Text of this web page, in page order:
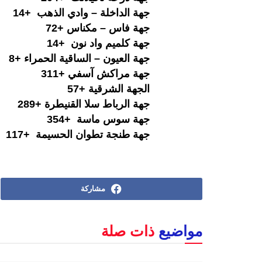
جهة الداخلة – وادي الذهب +14
جهة فاس – مكناس +72
جهة كلميم واد نون +14
جهة العيون – الساقية الحمراء +8
جهة مراكش آسفي +311
الجهة الشرقية +57
جهة الرباط سلا القنيطرة +289
جهة سوس ماسة +354
جهة طنجة تطوان الحسيمة +117
مشاركة
مواضيع ذات صلة